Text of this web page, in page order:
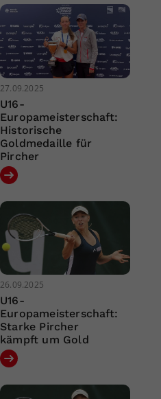
27.09.2025
U16-
Europameisterschaft:
Historische
Goldmedaille für
Pircher
26.09.2025
U16-
Europameisterschaft:
Starke Pircher
kämpft um Gold